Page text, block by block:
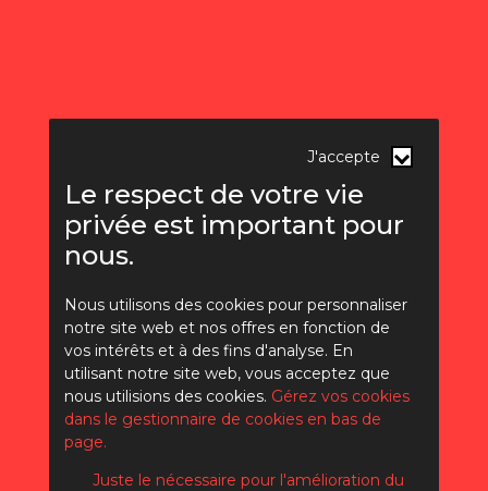
Comment
l’intelligence
artificielle remplace-t-
elle Google Analytics
?
Le respect de votre vie
privée est important pour
nous.
Nous utilisons des cookies pour personnaliser
notre site web et nos offres en fonction de
vos intérêts et à des fins d'analyse. En
utilisant notre site web, vous acceptez que
nous utilisions des cookies. Gérez vos cookies
dans le gestionnaire de cookies en bas de
page.
Juste le nécessaire pour l'amélioration du
J'accepte